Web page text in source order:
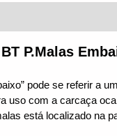
P.Malas
pode se referir a
uso com a carcaça
está localizado na